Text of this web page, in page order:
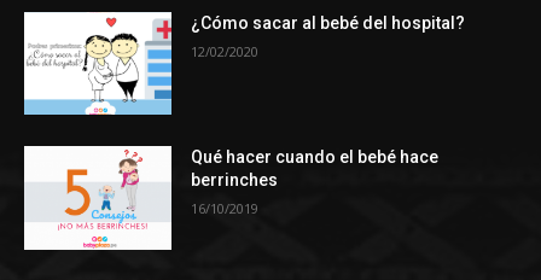
¿Cómo sacar al bebé del hospital?
12/02/2020
Qué hacer cuando el bebé hace
berrinches
16/10/2019